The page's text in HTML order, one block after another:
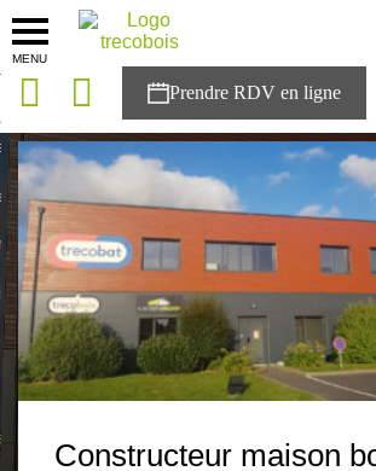
MENU
solutions
Trecobois
à NESTOR
Constructeur maison